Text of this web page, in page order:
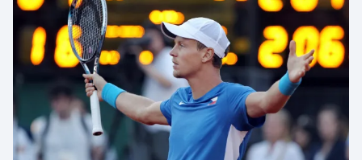
Rychlobruslení
Rychlostní kanoistika
Short track
Sportovní střelba